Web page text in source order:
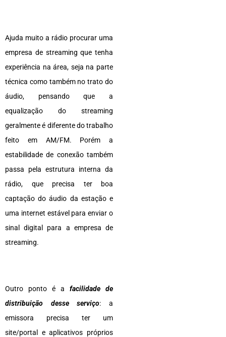
Ajuda muito a rádio procurar uma
empresa de streaming que tenha
experiência na área, seja na parte
técnica como também no trato do
áudio, pensando que a
equalização do streaming
geralmente é diferente do trabalho
feito em AM/FM. Porém a
estabilidade de conexão também
passa pela estrutura interna da
rádio, que precisa ter boa
captação do áudio da estação e
uma internet estável para enviar o
sinal digital para a empresa de
streaming.
Outro ponto é a facilidade de
distribuição desse serviço: a
emissora precisa ter um
site/portal e aplicativos próprios